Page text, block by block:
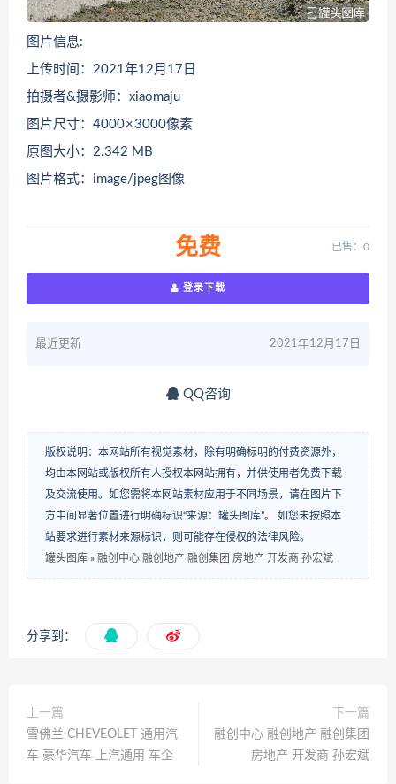
图片信息:
上传时间：2021年12月17日
拍摄者&摄影师：xiaomaju
图片尺寸：4000 × 3000像素
原图大小：2.342 MB
图片格式：image/jpeg图像
免费 已售：0
登录下载
最近更新 2021年12月17日
QQ咨询
版权说明：本网站所有视觉素材，除有明确标明的付费资源外，
均由本网站或版权所有人授权本网站拥有，并供使用者免费下载
及交流使用。如您需将本网站素材应用于不同场景，请在图片下
方中间显著位置进行明确标识“来源：罐头图库”。 如您未按照本
站要求进行素材来源标识，则可能存在侵权的法律风险。
罐头图库 » 融创中心 融创地产 融创集团 房地产 开发商 孙宏斌
分享到：
上一篇
雪佛兰 CHEVEOLET 通用汽
车 豪华汽车 上汽通用 车企
下一篇
融创中心 融创地产 融创集团
房地产 开发商 孙宏斌